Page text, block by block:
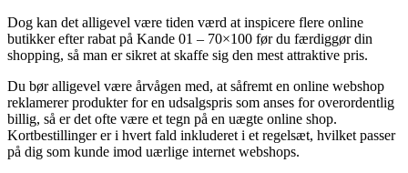
Dog kan det alligevel være tiden værd at inspicere flere online
butikker efter rabat på Kande 01 – 70×100 før du færdiggør din
shopping, så man er sikret at skaffe sig den mest attraktive pris.
Du bør alligevel være årvågen med, at såfremt en online webshop
reklamerer produkter for en udsalgspris som anses for overordentlig
billig, så er det ofte være et tegn på en uægte online shop.
Kortbestillinger er i hvert fald inkluderet i et regelsæt, hvilket passer
på dig som kunde imod uærlige internet webshops.